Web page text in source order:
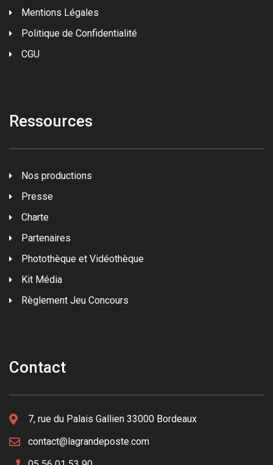
Mentions Légales
Politique de Confidentialité
CGU
Ressources
Nos productions
Presse
Charte
Partenaires
Photothèque et Vidéothèque
Kit Média
Règlement Jeu Concours
Contact
7, rue du Palais Gallien 33000 Bordeaux
contact@lagrandeposte.com